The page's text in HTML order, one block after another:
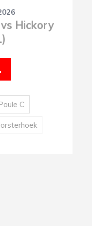
Hickory
C